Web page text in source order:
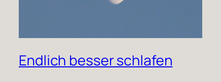
Endlich besser schlafen